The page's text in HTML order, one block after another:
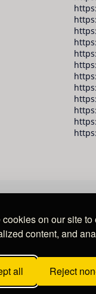
cookies on our site
content, and
all Reject